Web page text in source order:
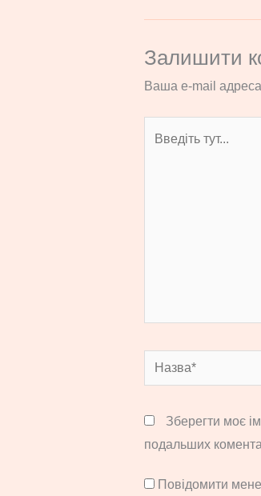
Залишити
Ваша e-mail
Назва*
Зберегти моє
подальших
Повідомити